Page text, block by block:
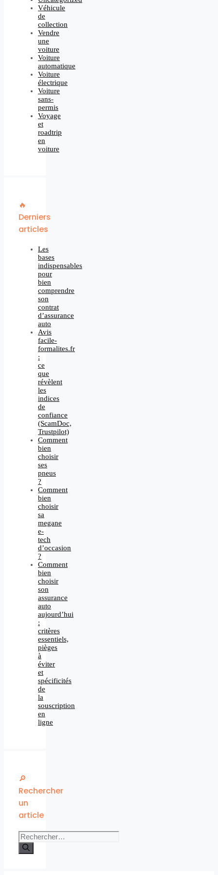
Véhicule
de
collection
Vendre
une
voiture
Voiture
automatique
Voiture
électrique
Voiture
sans-
permis
Voyage
et
roadtrip
en
voiture
🔥
Derniers
articles
Les
bases
indispensables
pour
bien
comprendre
son
contrat
d’assurance
auto
Avis
facile-
formalites.fr
:
ce
que
révèlent
les
indices
de
confiance
(ScamDoc,
Trustpilot)
Comment
bien
choisir
ses
pneus
?
Comment
bien
choisir
sa
megane
e-
tech
d’occasion
?
Comment
bien
choisir
son
assurance
auto
aujourd’hui
:
critères
essentiels,
pièges
à
éviter
et
spécificités
de
la
souscription
en
ligne
🔎
Rechercher
un
article
Rechercher :